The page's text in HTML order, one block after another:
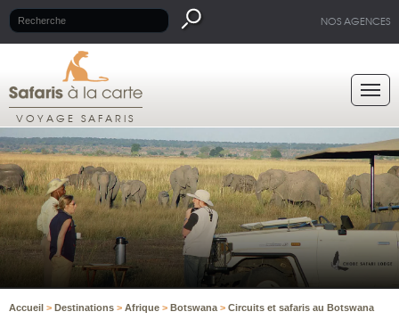
NOS AGENCES
VOYAGE SAFARIS
Accueil > Destinations > Afrique > Botswana > Circuits et safaris au Botswana